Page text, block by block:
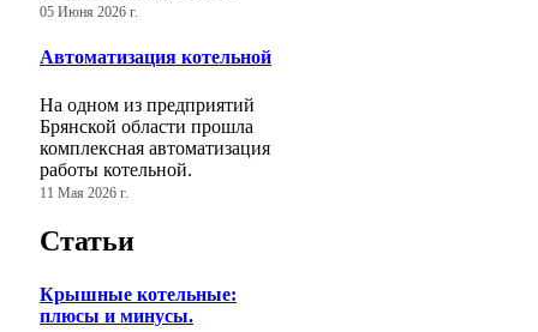
05 Июня 2026 г.
Автоматизация котельной
На одном из предприятий
Брянской области прошла
комплексная автоматизация
работы котельной.
11 Мая 2026 г.
Статьи
Крышные котельные:
плюсы и минусы.